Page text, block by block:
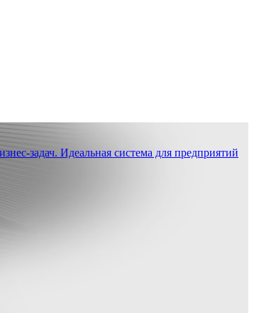
задач. Идеальная система для предприятий